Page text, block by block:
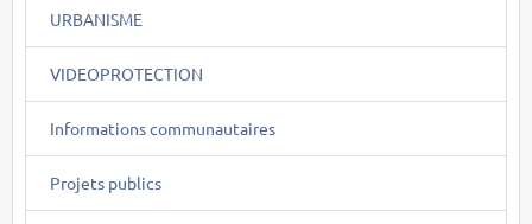
URBANISME
VIDEOPROTECTION
Informations communautaires
Projets publics